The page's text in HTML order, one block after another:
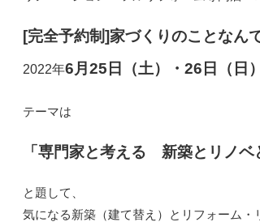
[完全予約制]家づくりのことなん
2022年6月25日（土）・26日（日
テーマは
「専門家と考える 新築とリノベ
と題して、
気になる新築（建て替え）とリフォーム・